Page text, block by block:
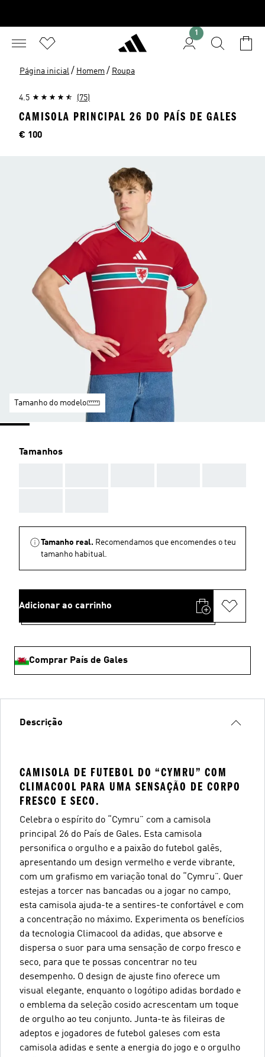
1
Página inicial / Homem / Roupa
4.5 (75)
CAMISOLA PRINCIPAL 26 DO PAÍS DE GALES
Preço
€ 100
Tamanho do modelo
Tamanhos
Tamanho real. Recomendamos que encomendes o teu
tamanho habitual.
Adicionar ao carrinho
Comprar País de Gales
Descrição
CAMISOLA DE FUTEBOL DO “CYMRU” COM
CLIMACOOL PARA UMA SENSAÇÃO DE CORPO
FRESCO E SECO.
Celebra o espírito do “Cymru” com a camisola
principal 26 do País de Gales. Esta camisola
personifica o orgulho e a paixão do futebol galês,
apresentando um design vermelho e verde vibrante,
com um grafismo em variação tonal do “Cymru”. Quer
estejas a torcer nas bancadas ou a jogar no campo,
esta camisola ajuda-te a sentires-te confortável e com
a concentração no máximo. Experimenta os benefícios
da tecnologia Climacool da adidas, que absorve e
dispersa o suor para uma sensação de corpo fresco e
seco, para que te possas concentrar no teu
desempenho. O design de ajuste fino oferece um
visual elegante, enquanto o logótipo adidas bordado e
o emblema da seleção cosido acrescentam um toque
de orgulho ao teu conjunto. Junta-te às fileiras de
adeptos e jogadores de futebol galeses com esta
camisola adidas e sente a energia do jogo e o orgulho